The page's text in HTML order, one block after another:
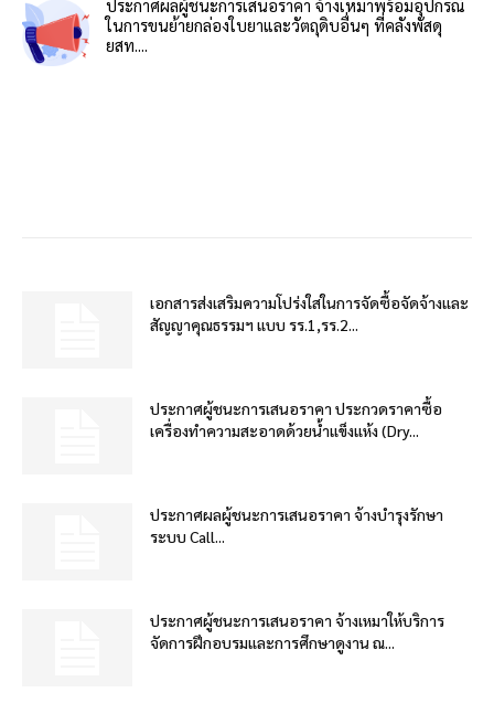
ประกาศผลผู้ชนะการเสนอราคา จ้างเหมาพร้อมอุปกรณ์
ในการขนย้ายกล่องใบยาและวัตถุดิบอื่นๆ ที่คลังพัสดุ
ยสท....
เอกสารส่งเสริมความโปร่งใสในการจัดซื้อจัดจ้างและ
สัญญาคุณธรรมฯ แบบ รร.1,รร.2...
ประกาศผู้ชนะการเสนอราคา ประกวดราคาซื้อ
เครื่องทำความสะอาดด้วยน้ำแข็งแห้ง (Dry...
ประกาศผลผู้ชนะการเสนอราคา จ้างบำรุงรักษา
ระบบ Call...
ประกาศผู้ชนะการเสนอราคา จ้างเหมาให้บริการ
จัดการฝึกอบรมและการศึกษาดูงาน ณ...